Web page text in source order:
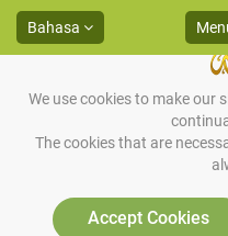
We use cookies to make our
The cookies that are
Accept Cookies
Bahasa
Perawatan